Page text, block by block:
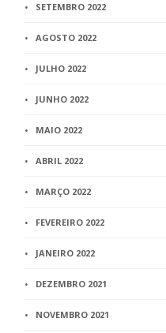
SETEMBRO 2022
AGOSTO 2022
JULHO 2022
JUNHO 2022
MAIO 2022
ABRIL 2022
MARÇO 2022
FEVEREIRO 2022
JANEIRO 2022
DEZEMBRO 2021
NOVEMBRO 2021